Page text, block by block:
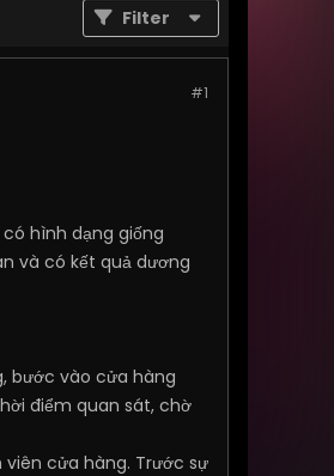
Filter
#1
hình dạng giống
và có kết quả dương
bước vào cửa hàng
điểm quan sát, chờ
cửa hàng. Trước sự